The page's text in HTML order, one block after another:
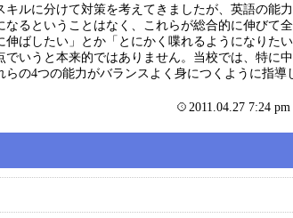
キルに分けて対策を考えてきましたが、英語の能
るということはなく、これらが総合的に伸びて
ばしたい」とか「とにかく喋れるようになりた
いうと本来的ではありません。当校では、特に
の4つの能力がバランスよく身につくように指導
2011.04.27 7:24 pm